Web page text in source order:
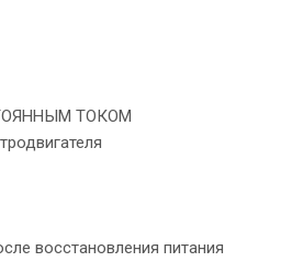
ТОКОМ
восстановления питания